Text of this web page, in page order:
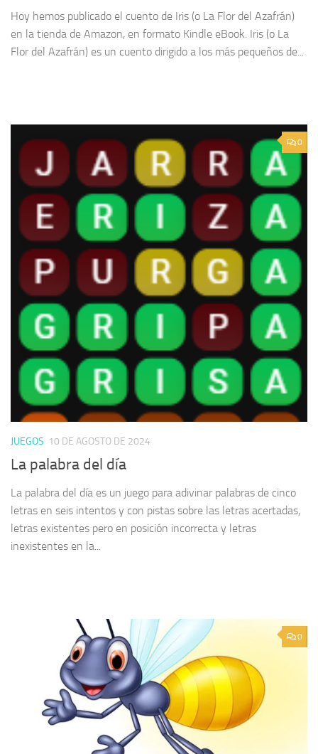
Hoy hemos publicado el cuento de Iris (o La Flor del Azafrán)
en la tienda de Amazon, en formato Kindle eBook. Iris (o La
Flor del Azafrán) es un cuento dirigido a los más pequeños de...
0
JUEGOS 10 DE AGOSTO DE 2024
La palabra del día
La palabra del día es un juego para adivinar palabras de cinco
letras en seis intentos y con pistas sobre las letras acertadas,
letras existentes pero en posición incorrecta y letras
inexistentes en la...
0